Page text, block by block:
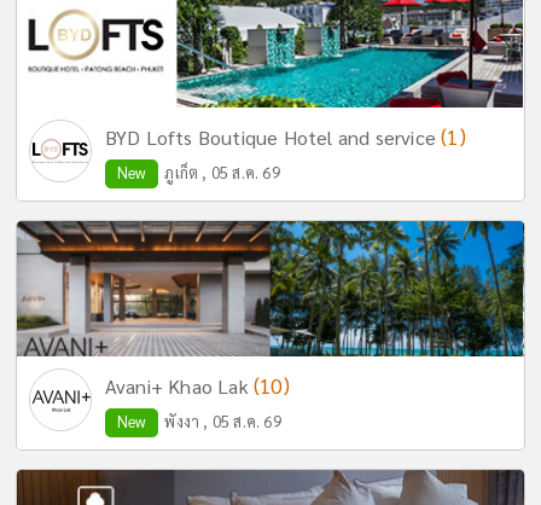
BYD Lofts Boutique Hotel and service(1)
New ภูเก็ต , 05 ส.ค. 69
Avani+ Khao Lak (10)
New พังงา , 05 ส.ค. 69